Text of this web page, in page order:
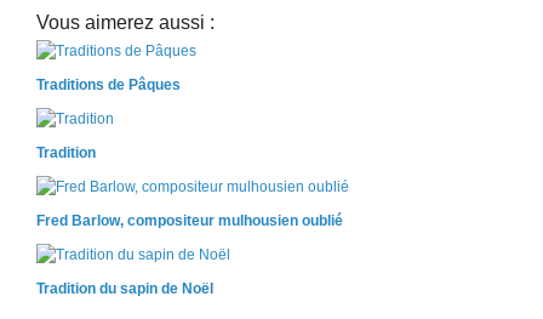
Vous aimerez aussi :
Traditions de Pâques
Tradition
Fred Barlow, compositeur mulhousien oublié
Tradition du sapin de Noël